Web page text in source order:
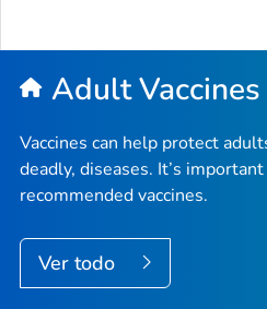
Adult Vaccines
Vaccines can help protect
deadly, diseases. It’s
recommended vaccines.
Ver todo